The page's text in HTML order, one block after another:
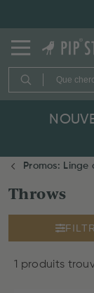
Promos: Linge
Throws
1 produits